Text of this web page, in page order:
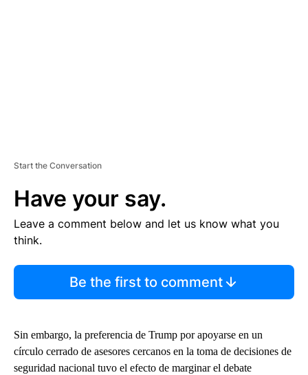
Start the Conversation
Have your say.
Leave a comment below and let us know what you
think.
Be the first to comment
Sin embargo, la preferencia de Trump por apoyarse en un
círculo cerrado de asesores cercanos en la toma de decisiones de
seguridad nacional tuvo el efecto de marginar el debate